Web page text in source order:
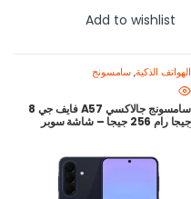
Add to wishlist
الهواتف الذكية,سامسونج
سامسونج جالاكسي A57 فايف جي 8
جيجا رام 256 جيجا – شاشة سوبر